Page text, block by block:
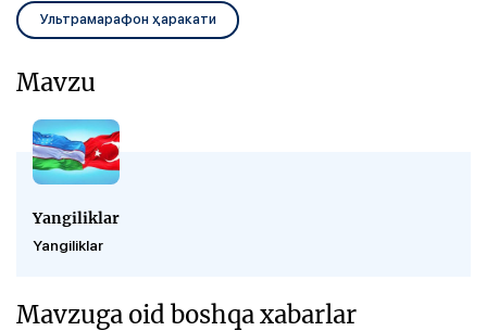
Ультрамарафон ҳаракати
Mavzu
Yangiliklar
Yangiliklar
Mavzuga oid boshqa xabarlar